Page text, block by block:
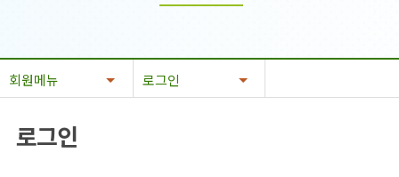
회원메뉴 로그인
로그인